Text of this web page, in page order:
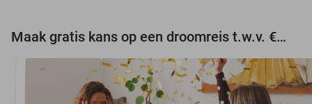
Maak gratis kans op een droomreis t.w.v. €3.000!